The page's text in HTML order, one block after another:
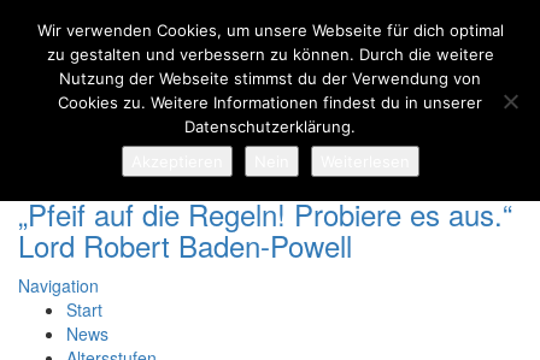
Diözesanseite
„Pfeif auf die Regeln! Probiere es aus.“
Lord Robert Baden-Powell
Navigation
Start
News
Wir verwenden Cookies, um unsere Webseite für dich optimal
zu gestalten und verbessern zu können. Durch die weitere
Nutzung der Webseite stimmst du der Verwendung von
Cookies zu. Weitere Informationen findest du in unserer
Datenschutzerklärung.